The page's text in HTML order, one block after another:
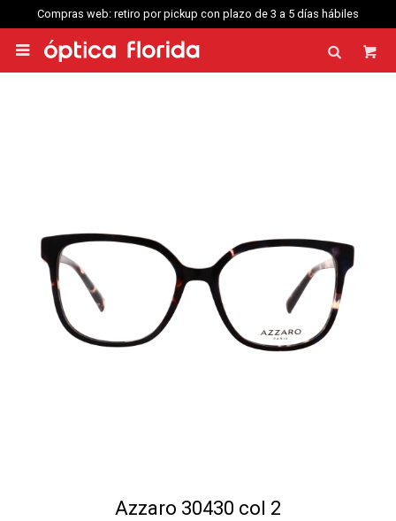
Compras web: retiro por pickup con plazo de 3 a 5 días hábiles

Azzaro 30430 col 2